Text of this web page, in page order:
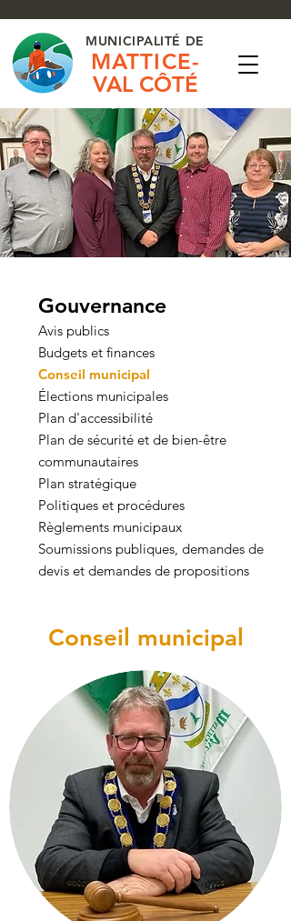
MUNICIPALITÉ DE
MATTICE-
VAL CÔTÉ
Gouvernance
Avis publics
Budgets et finances
Conseil municipal
​Élections municipales
Plan d'accessibilité
Plan de sécurité et de bien-être
communautaires
Plan stratégique
Politiques et procédures
Règlements municipaux
Soumissions publiques, demandes de
devis et demandes de propositions
Conseil municipal